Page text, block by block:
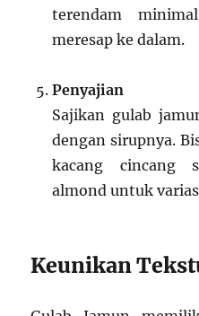
terendam
meresap ke dalam.
Penyajian
Sajikan gulab
dengan sirupnya.
kacang cincang
almond untuk
Keunikan